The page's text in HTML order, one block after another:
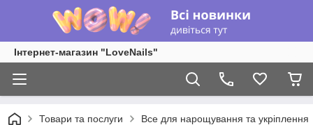
Інтернет-магазин "LoveNails"
Товари та послуги Все для нарощування та укріплення